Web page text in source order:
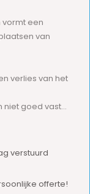
een
van
verlies van het
goed vast...
verstuurd
offerte!